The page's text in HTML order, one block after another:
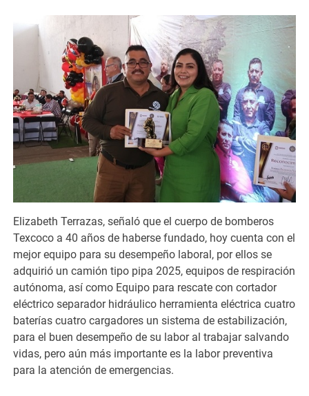
Elizabeth Terrazas, señaló que el cuerpo de bomberos
Texcoco a 40 años de haberse fundado, hoy cuenta con el
mejor equipo para su desempeño laboral, por ellos se
adquirió un camión tipo pipa 2025, equipos de respiración
autónoma, así como Equipo para rescate con cortador
eléctrico separador hidráulico herramienta eléctrica cuatro
baterías cuatro cargadores un sistema de estabilización,
para el buen desempeño de su labor al trabajar salvando
vidas, pero aún más importante es la labor preventiva
para la atención de emergencias.